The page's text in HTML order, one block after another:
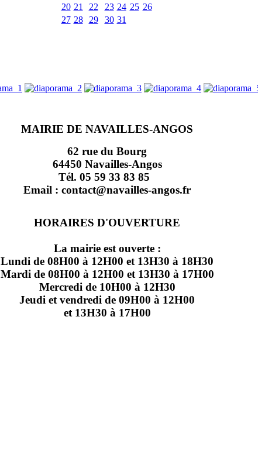
20 21 22 23 24 25 26
27 28 29 30 31
MAIRIE DE NAVAILLES-ANGOS
62 rue du Bourg
64450 Navailles-Angos
Tél. 05 59 33 83 85
Email : contact@navailles-angos.fr
HORAIRES D'OUVERTURE
La mairie est ouverte :
Lundi de 08H00 à 12H00 et 13H30 à 18H30
Mardi de 08H00 à 12H00 et 13H30 à 17H00
Mercredi de 10H00 à 12H30
Jeudi et vendredi de 09H00 à 12H00
et 13H30 à 17H00